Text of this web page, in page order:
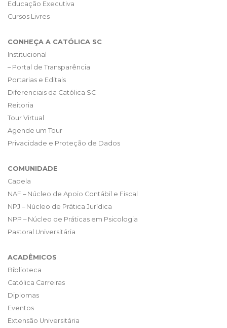
Educação Executiva
Cursos Livres
CONHEÇA A CATÓLICA SC
Institucional
– Portal de Transparência
Portarias e Editais
Diferenciais da Católica SC
Reitoria
Tour Virtual
Agende um Tour
Privacidade e Proteção de Dados
COMUNIDADE
Capela
NAF – Núcleo de Apoio Contábil e Fiscal
NPJ – Núcleo de Prática Jurídica
NPP – Núcleo de Práticas em Psicologia
Pastoral Universitária
ACADÊMICOS
Biblioteca
Católica Carreiras
Diplomas
Eventos
Extensão Universitária